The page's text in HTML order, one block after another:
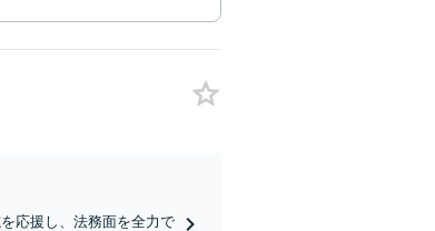
応援し、法務面を全力で